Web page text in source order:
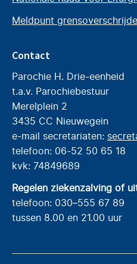
Meldpunt
Contact
Parochie H. Drie-eenheid
t.a.v. Parochiebestuur
Merelplein 2
3435 CC Nieuwegein
e-mail secretariaten:
telefoon: 06-52 50 65 18
kvk: 74849689
Regelen ziekenzalving of
telefoon: 030–555 67 89
tussen 8.00 en 21.00 uur